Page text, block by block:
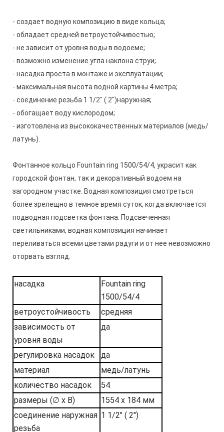
- создает водную композицию в виде кольца;
- обладает средней ветроустойчивостью;
- не зависит от уровня воды в водоеме;
- возможно изменение угла наклона струи;
- насадка проста в монтаже и эксплуатации;
- максимальная высота водной картины 4 метра;
- соединение резьба 1 1/2" ( 2")наружная;
- обогащает воду кислородом;
- изготовлена из высококачественных материалов (медь/
латунь).
Фонтанное кольцо Fountain ring 1500/54/4, украсит как
городской фонтан, так и декоративный водоем на
загородном участке. Водная композиция смотреться
более зрелещно в темное время суток, когда включается
подводная подсветка фонтана. Подсвеченная
светильниками, водная композиция начинает
переливаться всеми цветами радуги и от нее невозможно
оторвать взгляд.
насадка
Fountain ring
1500/54/4
ветроустойчивость
средняя
зависимость от
уровня воды
да
регулировка насадок
да
материал
медь/латунь
количество насадок
54
размеры (∅ x В)
1554 x 184 мм
соединение наружная
резьба
1 1/2" ( 2")